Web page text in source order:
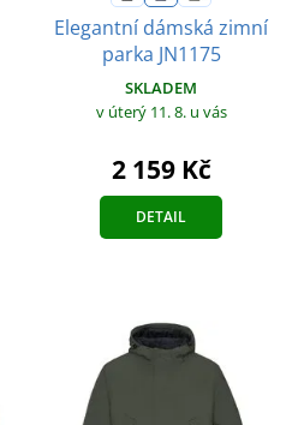
Elegantní dámská zimní
parka JN1175
SKLADEM
v úterý 11. 8. u vás
2 159 Kč
DETAIL